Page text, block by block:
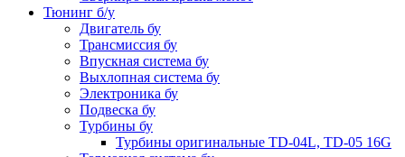
Тюнинг б/у
Двигатель бу
Трансмиссия бу
Впускная система бу
Выхлопная система бу
Электроника бу
Подвеска бу
Турбины бу
Турбины оригинальные TD-04L, TD-05 16G